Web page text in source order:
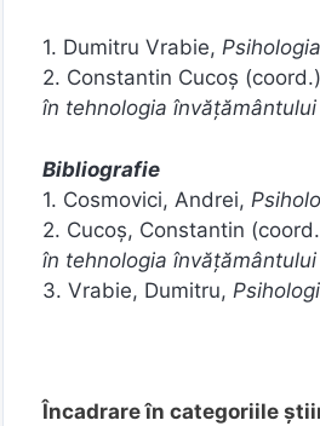
1. Dumitru Vrabie,
2. Constantin Cucoș
în tehnologia
Bibliografie
1. Cosmovici, Andrei,
2. Cucoș, Constantin
în tehnologia
3. Vrabie, Dumitru,
Încadrare în categoriile